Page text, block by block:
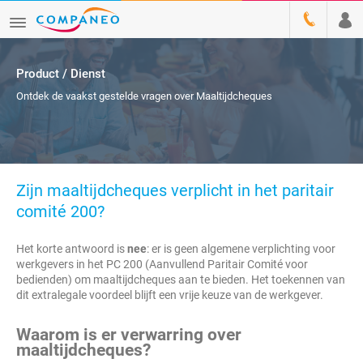
Product / Dienst
Ontdek de vaakst gestelde vragen over Maaltijdcheques
Zijn maaltijdcheques verplicht in het paritair
comité 200?
Het korte antwoord isnee: er is geen algemene verplichting voor
werkgevers in het PC 200 (Aanvullend Paritair Comité voor
bedienden) om maaltijdcheques aan te bieden. Het toekennen van
dit extralegale voordeel blijft een vrije keuze van de werkgever.
Waarom is er verwarring over
maaltijdcheques?